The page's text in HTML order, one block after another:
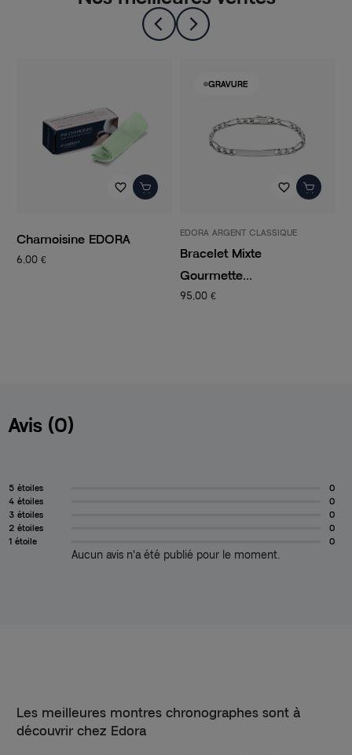
favorite_border
Chamoisine EDORA
6,00 €
GRAVURE
favorite_border
EDORA ARGENT CLASSIQUE
Bracelet Mixte
Gourmette...
95,00 €
Avis (0)
5 étoiles
0
4 étoiles
0
3 étoiles
0
2 étoiles
0
1 étoile
0
Aucun avis n'a été publié pour le moment.
Les meilleures montres chronographes sont à
découvrir chez Edora